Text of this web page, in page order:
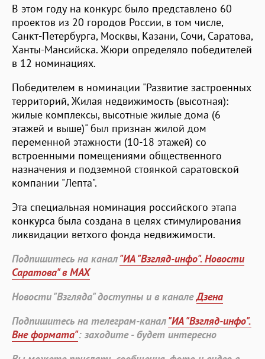
В этом году на конкурс было представлено 60
проектов из 20 городов России, в том числе,
Санкт-Петербурга, Москвы, Казани, Сочи, Саратова,
Ханты-Мансийска. Жюри определяло победителей
в 12 номинациях.
Победителем в номинации "Развитие застроенных
территорий, Жилая недвижимость (высотная):
жилые комплексы, высотные жилые дома (6
этажей и выше)" был признан жилой дом
переменной этажности (10-18 этажей) со
встроенными помещениями общественного
назначения и подземной стоянкой саратовской
компании "Лепта".
Эта специальная номинация российского этапа
конкурса была создана в целях стимулирования
ликвидации ветхого фонда недвижимости.
Подпишитесь на канал"ИА "Взгляд-инфо". Новости
Саратова" в MAX
Новости "Взгляда" доступны и в каналеДзена
Подпишитесь на телеграм-канал"ИА "Взгляд-инфо".
Вне формата": заходите - будет интересно